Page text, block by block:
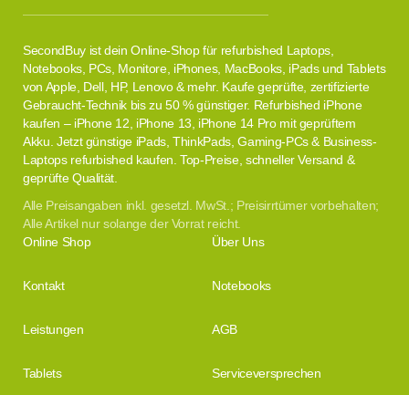
SecondBuy ist dein Online-Shop für refurbished Laptops,
Notebooks, PCs, Monitore, iPhones, MacBooks, iPads und Tablets
von Apple, Dell, HP, Lenovo & mehr. Kaufe geprüfte, zertifizierte
Gebraucht-Technik bis zu 50 % günstiger. Refurbished iPhone
kaufen – iPhone 12, iPhone 13, iPhone 14 Pro mit geprüftem
Akku. Jetzt günstige iPads, ThinkPads, Gaming-PCs & Business-
Laptops refurbished kaufen. Top-Preise, schneller Versand &
geprüfte Qualität.
Alle Preisangaben inkl. gesetzl. MwSt.; Preisirrtümer vorbehalten;
Alle Artikel nur solange der Vorrat reicht.
Online Shop Über Uns
Kontakt Notebooks
Leistungen AGB
Tablets Serviceversprechen